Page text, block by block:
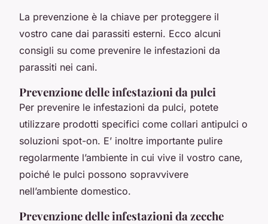
La prevenzione è la chiave per proteggere il
vostro cane dai parassiti esterni. Ecco alcuni
consigli su come prevenire le infestazioni da
parassiti nei cani.
Prevenzione delle infestazioni da pulci
Per prevenire le infestazioni da pulci, potete
utilizzare prodotti specifici come collari antipulci o
soluzioni spot-on. E’ inoltre importante pulire
regolarmente l’ambiente in cui vive il vostro cane,
poiché le pulci possono sopravvivere
nell’ambiente domestico.
Prevenzione delle infestazioni da zecche